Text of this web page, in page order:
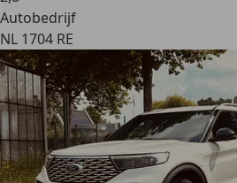
Autobedrijf
NL 1704 RE